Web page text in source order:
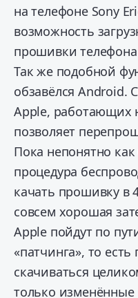
на телефоне Sony
возможность
прошивки
Так же подобной
обзавёлся Android.
Apple, работающих
позволяет
Пока непонятно
процедура
качать прошивку в
совсем хорошая
Apple пойдут по
«патчинга», то
скачиваться
только